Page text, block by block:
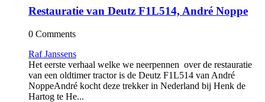
Restauratie van Deutz F1L514, André Noppe
0 Comments
Raf Janssens
Het eerste verhaal welke we neerpennen over de restauratie
van een oldtimer tractor is de Deutz F1L514 van André
NoppeAndré kocht deze trekker in Nederland bij Henk de
Hartog te He...